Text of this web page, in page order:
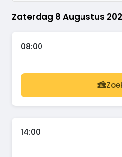
Zaterdag 8 Augustus
08:00
14:00